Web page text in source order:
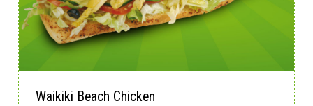
Waikiki Beach Chicken